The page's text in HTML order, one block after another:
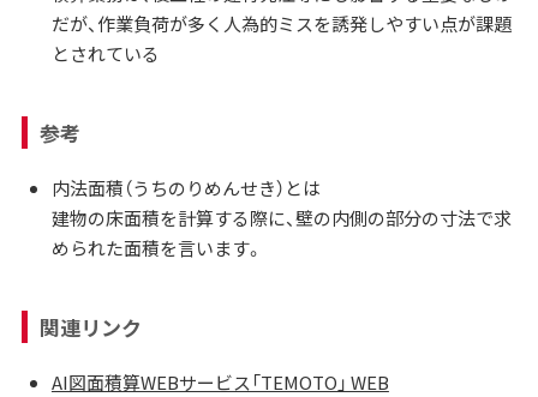
だが、作業負荷が多く人為的ミスを誘発しやすい点が課題
とされている
参考
内法面積（うちのりめんせき）とは
建物の床面積を計算する際に、壁の内側の部分の寸法で求
められた面積を言います。
関連リンク
AI図面積算WEBサービス「TEMOTO」 WEB